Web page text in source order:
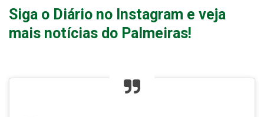
Siga o Diário no Instagram e veja
mais notícias do Palmeiras!